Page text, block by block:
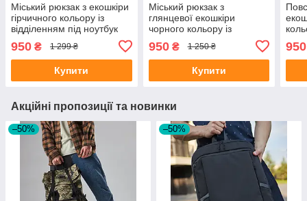
Міський рюкзак з екошкіри
гірчичного кольору із
відділенням під ноутбук
950 ₴ 1 299 ₴
Купити
Міський рюкзак з
глянцевої екошкіри
чорного кольору із
950₴ 1 250 ₴
Купити
950
Акційні пропозиції та новинки
–50% –50%